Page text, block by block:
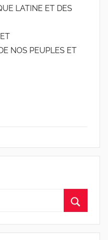
LATINE ET DES
NOS PEUPLES ET